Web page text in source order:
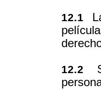
12.1
12.2